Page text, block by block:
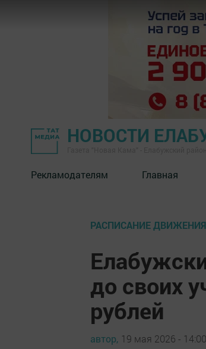
НОВОСТИ
Рекламодателям Главная
РАСПИСАНИЕ
до своих
рублей
автор, 19 мая 2026 - 14:00